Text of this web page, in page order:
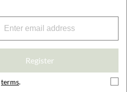
66 hits. Sort by
Register
terms.